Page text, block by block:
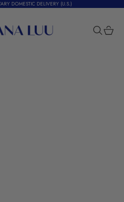
DOMESTIC DELIVERY (U.S.)
Search
Cart